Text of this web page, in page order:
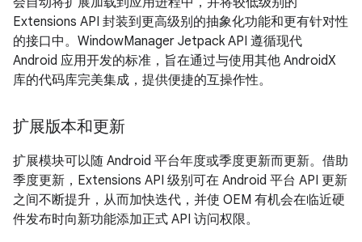
Extensions API 封装到更高级别的抽象化功能和更有针对性
的接口中。WindowManager Jetpack API 遵循现代
Android 应用开发的标准，旨在通过与使用其他 AndroidX
库的代码库完美集成，提供便捷的互操作性。
扩展版本和更新
扩展模块可以随 Android 平台年度或季度更新而更新。借助
季度更新，Extensions API 级别可在 Android 平台 API 更新
之间不断提升，从而加快迭代，并使 OEM 有机会在临近硬
件发布时向新功能添加正式 API 访问权限。